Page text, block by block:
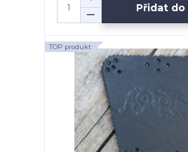
Přidat do
TOP produkt